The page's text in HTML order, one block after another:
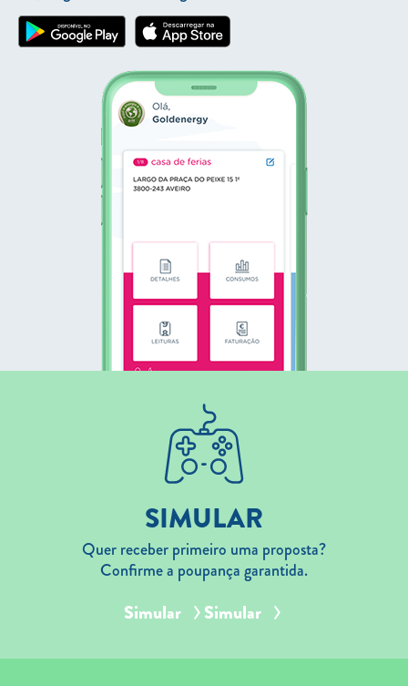
SIMULAR
Quer receber primeiro uma proposta?
Confirme a poupança garantida.
Simular Simular